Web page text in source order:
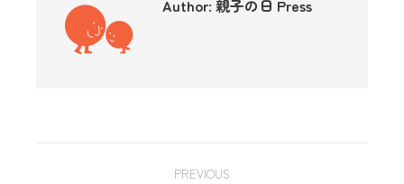
Author: 親子の日 Press
PREVIOUS